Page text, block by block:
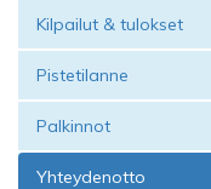
Kilpailut & tulokset
Pistetilanne
Palkinnot
Yhteydenotto